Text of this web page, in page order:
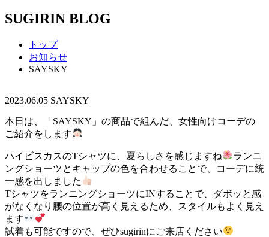
SUGIRIN BLOG
トップ
お知らせ
SAYSKY
2023.06.05 SAYSKY
本日は、「SAYSKY」の商品で組んだ、女性向けコーデの
ご紹介をします
ハイビスカスのTシャツに、夏らしさを感じますね
ランニ
ングショーツとキャップの色を合わせることで、コーデに統
一感を出しました‪
TシャツをランニングショーツにINすることで、ダボッと感
がなくなり腰の位置が高く見えるため、スタイルもよく見え
ます
試着も可能ですので、ぜひsugirinにご来店ください